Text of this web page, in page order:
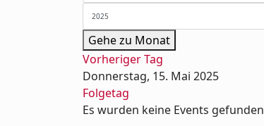
Gehe zu Monat
Vorheriger Tag
Donnerstag, 15. Mai 2025
Folgetag
Es wurden keine Events gefunden